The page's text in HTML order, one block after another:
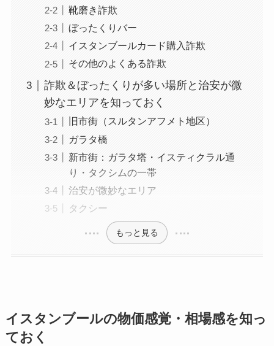
靴磨き詐欺
ぼったくりバー
イスタンブールカード購入詐欺
その他のよくある詐欺
詐欺＆ぼったくりが多い場所と治安が微
妙なエリアを知っておく
旧市街（スルタンアフメト地区）
ガラタ橋
新市街：ガラタ塔・イスティクラル通
り・タクシムの一帯
治安が微妙なエリア
タクシー
もっと見る
イスタンブールの物価感覚・相場感を知っ
ておく